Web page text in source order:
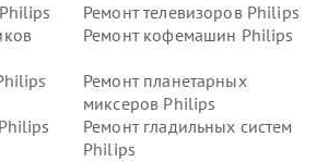
Ремонт телевизоров Philips
Ремонт кофемашин Philips
Ремонт планетарных
миксеров Philips
Ремонт гладильных систем
Philips